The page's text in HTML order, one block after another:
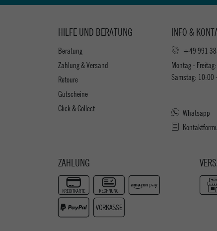
HILFE UND BERATUNG
Beratung
Zahlung & Versand
Retoure
Gutscheine
Click & Collect
INFO &
+49 991
Montag -
Samstag: 10:00
Whatsapp
ZAHLUNG